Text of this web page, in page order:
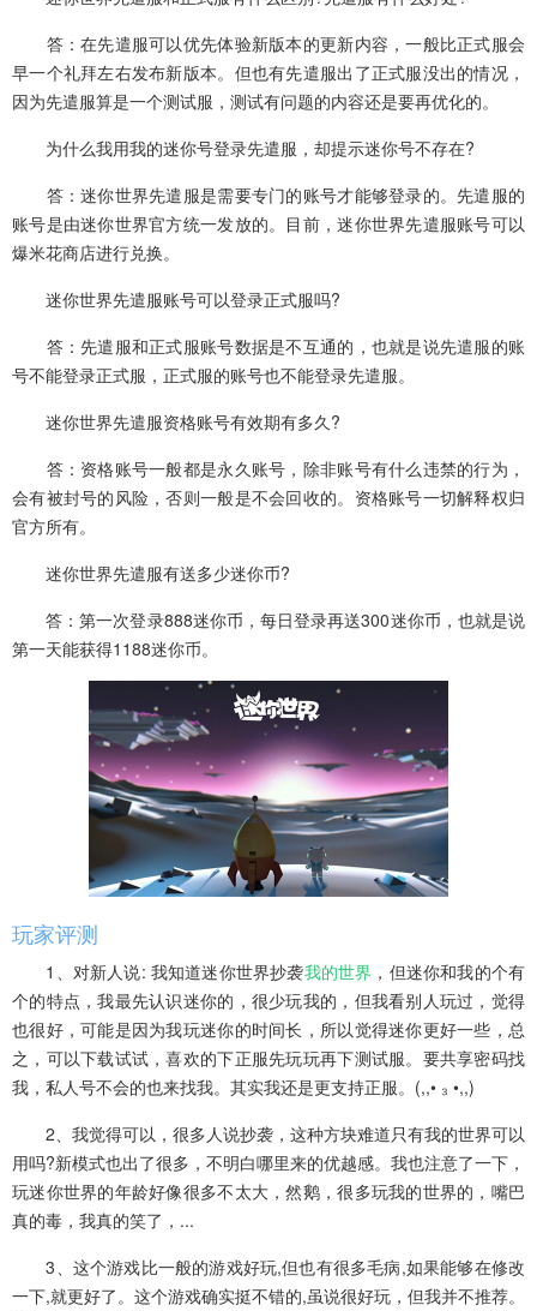
答：在先遣服可以优先体验新版本的更新内容，一般比正式服会
早一个礼拜左右发布新版本。但也有先遣服出了正式服没出的情况，
因为先遣服算是一个测试服，测试有问题的内容还是要再优化的。
为什么我用我的迷你号登录先遣服，却提示迷你号不存在?
答：迷你世界先遣服是需要专门的账号才能够登录的。先遣服的
账号是由迷你世界官方统一发放的。目前，迷你世界先遣服账号可以
爆米花商店进行兑换。
迷你世界先遣服账号可以登录正式服吗?
答：先遣服和正式服账号数据是不互通的，也就是说先遣服的账
号不能登录正式服，正式服的账号也不能登录先遣服。
迷你世界先遣服资格账号有效期有多久?
答：资格账号一般都是永久账号，除非账号有什么违禁的行为，
会有被封号的风险，否则一般是不会回收的。资格账号一切解释权归
官方所有。
迷你世界先遣服有送多少迷你币?
答：第一次登录888迷你币，每日登录再送300迷你币，也就是说
第一天能获得1188迷你币。
玩家评测
1、对新人说: 我知道迷你世界抄袭我的世界 ，但迷你和我的个有
个的特点，我最先认识迷你的，很少玩我的，但我看别人玩过，觉得
也很好，可能是因为我玩迷你的时间长，所以觉得迷你更好一些，总
之，可以下载试试，喜欢的下正服先玩玩再下测试服。要共享密码找
我，私人号不会的也来找我。其实我还是更支持正服。(,,• ₃ •,,)
2、我觉得可以，很多人说抄袭，这种方块难道只有我的世界可以
用吗?新模式也出了很多，不明白哪里来的优越感。我也注意了一下，
玩迷你世界的年龄好像很多不太大，然鹅，很多玩我的世界的，嘴巴
真的毒，我真的笑了，...
3、这个游戏比一般的游戏好玩,但也有很多毛病,如果能够在修改
一下,就更好了。这个游戏确实挺不错的,虽说很好玩，但我并不推荐。